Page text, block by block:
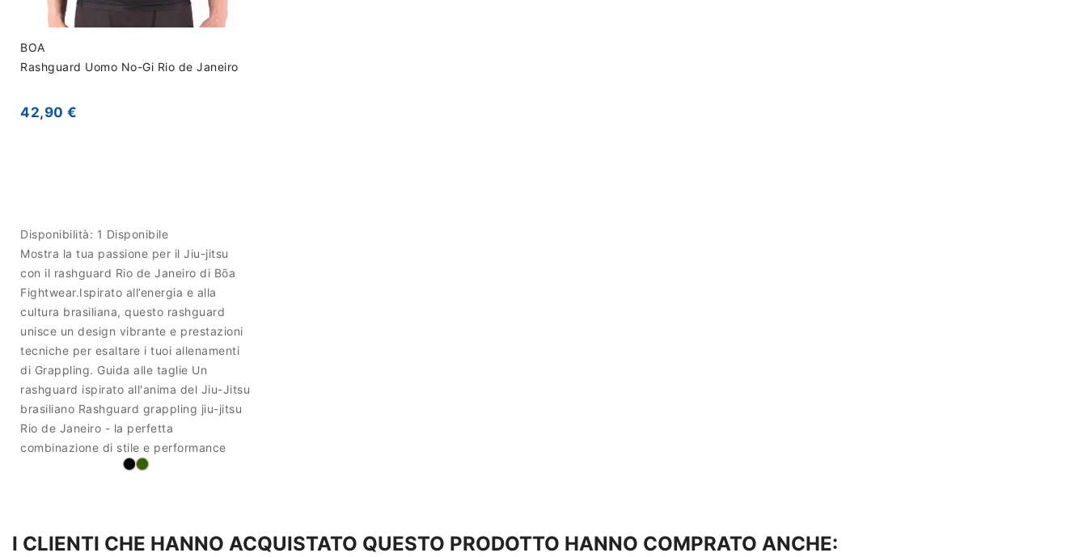
BOA
Rashguard Uomo No-Gi Rio de Janeiro
42,90 €
Disponibilità: 1 Disponibile
Mostra la tua passione per il Jiu-jitsu
con il rashguard Rio de Janeiro di Bōa
Fightwear.Ispirato all’energia e alla
cultura brasiliana, questo rashguard
unisce un design vibrante e prestazioni
tecniche per esaltare i tuoi allenamenti
di Grappling. Guida alle taglie Un
rashguard ispirato all'anima del Jiu-Jitsu
brasiliano Rashguard grappling jiu-jitsu
Rio de Janeiro - la perfetta
combinazione di stile e performance
I CLIENTI CHE HANNO ACQUISTATO QUESTO PRODOTTO HANNO COMPRATO ANCHE: